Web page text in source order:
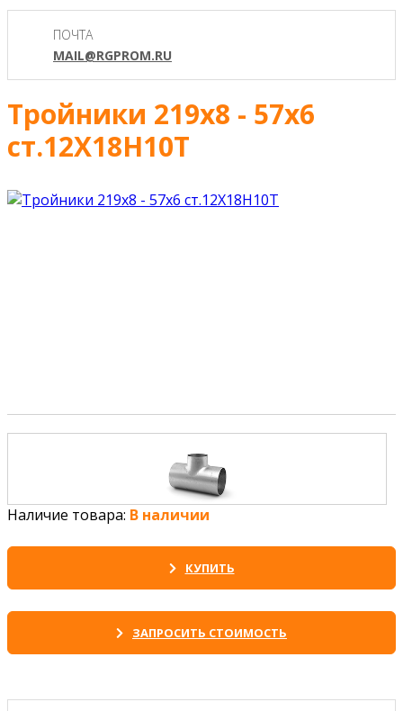
ПОЧТА
MAIL@RGPROM.RU
Тройники 219х8 - 57х6
ст.12Х18Н10Т
Наличие товара: В наличии
КУПИТЬ
ЗАПРОСИТЬ СТОИМОСТЬ